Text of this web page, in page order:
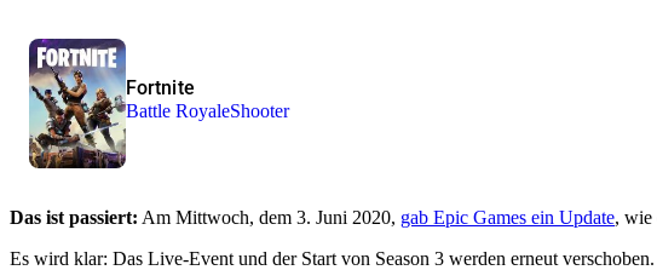
Fortnite
Battle RoyaleShooter
Das ist passiert: Am Mittwoch, dem 3. Juni 2020, gab Epic Games ein Update, wie
Es wird klar: Das Live-Event und der Start von Season 3 werden erneut verschoben.